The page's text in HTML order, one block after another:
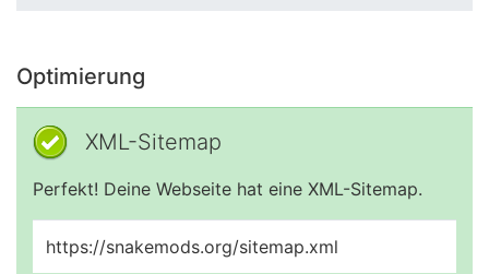
Optimierung
XML-Sitemap
Perfekt! Deine Webseite hat eine XML-Sitemap.
https://snakemods.org/sitemap.xml